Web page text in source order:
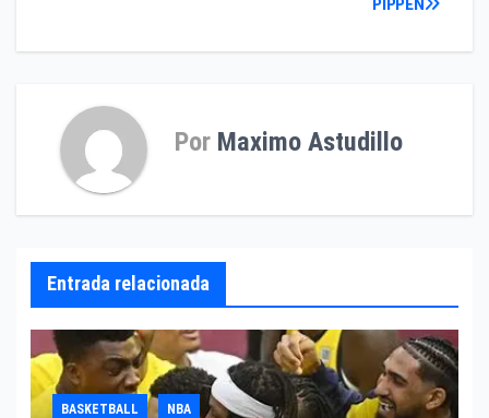
PIPPEN
Por Maximo Astudillo
Entrada relacionada
BASKETBALL NBA